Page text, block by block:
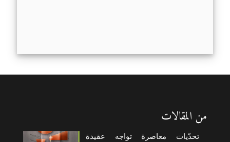
من المقالات
تحدّيات معاصرة تواجه عقيدة